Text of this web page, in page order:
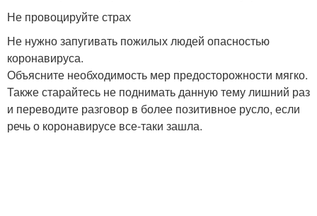
Не провоцируйте страх
Не нужно запугивать пожилых людей опасностью
коронавируса.
Объясните необходимость мер предосторожности мягко.
Также старайтесь не поднимать данную тему лишний раз
и переводите разговор в более позитивное русло, если
речь о коронавирусе все-таки зашла.